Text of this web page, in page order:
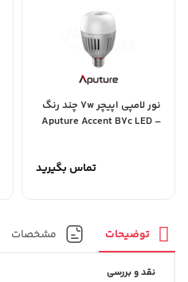
نور لامپی اپیچر 7w چند رنگ
– Aputure Accent B7c LED
تماس بگیرید
توضیحات مشخصات
نقد و بررسی